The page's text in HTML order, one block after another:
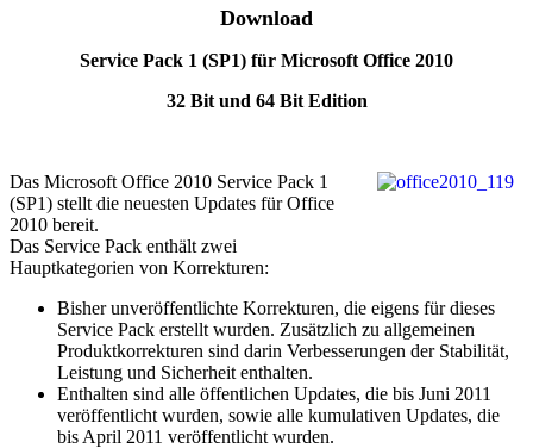
Download
Service Pack 1 (SP1) für Microsoft Office 2010
32 Bit und 64 Bit Edition
Das Microsoft Office 2010 Service Pack 1
(SP1) stellt die neuesten Updates für Office
2010 bereit.
Das Service Pack enthält zwei
Hauptkategorien von Korrekturen:
Bisher unveröffentlichte Korrekturen, die eigens für dieses
Service Pack erstellt wurden. Zusätzlich zu allgemeinen
Produktkorrekturen sind darin Verbesserungen der Stabilität,
Leistung und Sicherheit enthalten.
Enthalten sind alle öffentlichen Updates, die bis Juni 2011
veröffentlicht wurden, sowie alle kumulativen Updates, die
bis April 2011 veröffentlicht wurden.